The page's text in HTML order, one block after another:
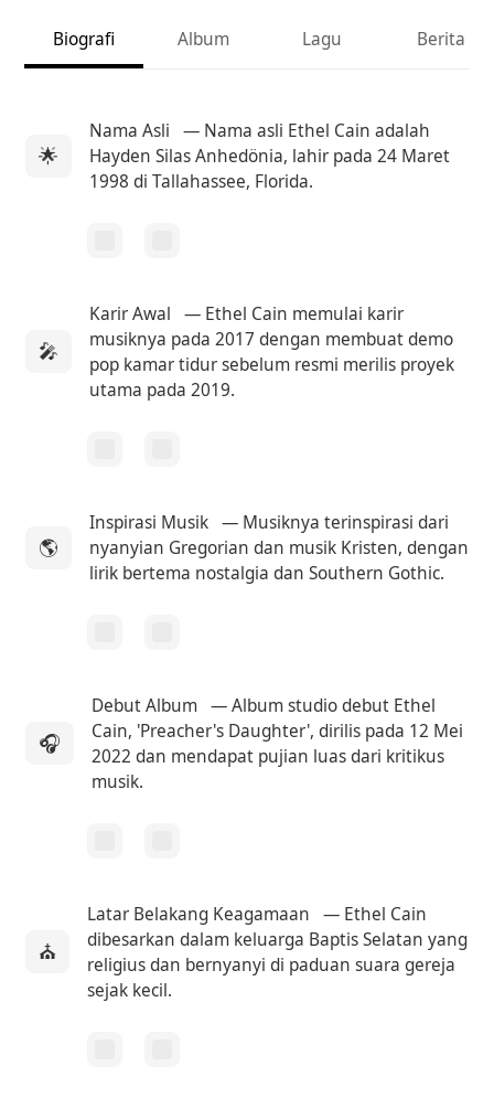
Biografi Album Lagu Berita
🌟
Nama Asli
— Nama asli Ethel Cain adalah
Hayden Silas Anhedönia, lahir pada 24 Maret
1998 di Tallahassee, Florida.
🎤
Karir Awal
— Ethel Cain memulai karir
musiknya pada 2017 dengan membuat demo
pop kamar tidur sebelum resmi merilis proyek
utama pada 2019.
🌎
Inspirasi Musik — Musiknya terinspirasi dari
nyanyian Gregorian dan musik Kristen, dengan
lirik bertema nostalgia dan Southern Gothic.
🎧
Debut Album — Album studio debut Ethel
Cain, 'Preacher's Daughter', dirilis pada 12 Mei
2022 dan mendapat pujian luas dari kritikus
musik.
⛪
Latar Belakang Keagamaan
— Ethel Cain
dibesarkan dalam keluarga Baptis Selatan yang
religius dan bernyanyi di paduan suara gereja
sejak kecil.